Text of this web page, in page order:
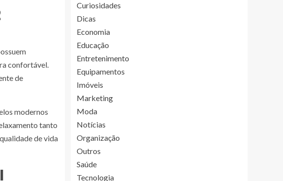
confortável.
de
modernos
tanto
de vida
Curiosidades
Dicas
Economia
Educação
Entretenimento
Equipamentos
Imóveis
Marketing
Moda
Notícias
Organização
Outros
Saúde
Tecnologia